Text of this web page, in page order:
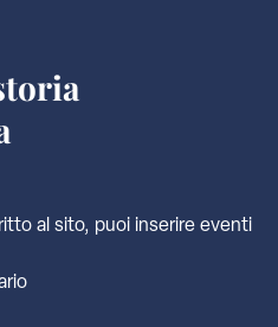
al sito, puoi inserire eventi